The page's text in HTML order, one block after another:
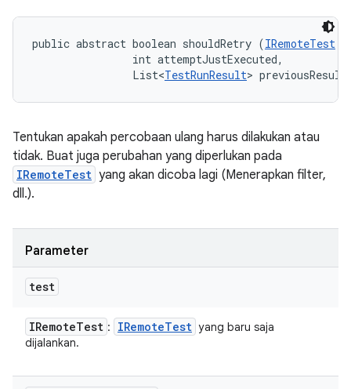
public abstract boolean shouldRetry (IRemoteTest
                int attemptJustExecuted,
                List<
TestRunResult>
Tentukan apakah percobaan ulang harus dilakukan atau
tidak. Buat juga perubahan yang diperlukan pada
IRemoteTest yang akan dicoba lagi (Menerapkan filter,
dll.).
Parameter
test
IRemoteTest : IRemoteTest yang baru saja
dijalankan.